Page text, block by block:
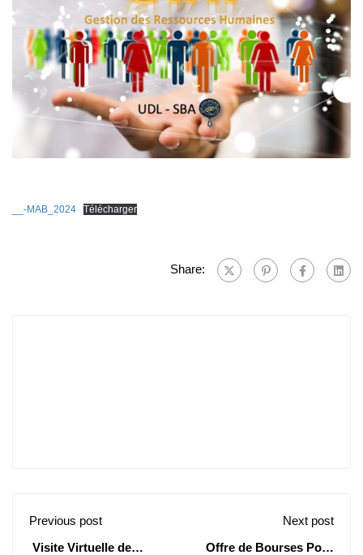
__-MAB_2024 Télécharger
Share:
Previous post
Visite Virtuelle de
Next post
Offre de Bourses Pour